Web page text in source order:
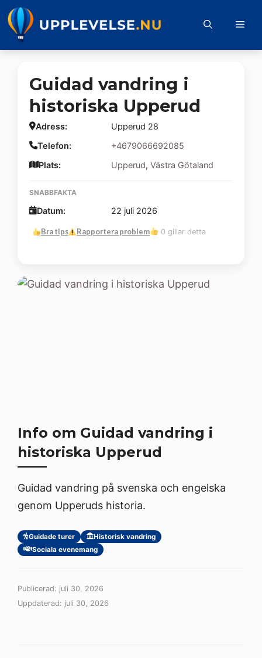
Hoppa
till
innehåll
Guidad vandring i
historiska Upperud
Adress:
Upperud 28
Telefon:
+4679066692085
Plats:
Upperud, Västra Götaland
SNABBFAKTA
Datum: 22 juli 2026
Bra tips Rapportera problem 0 gillar detta
Info om Guidad vandring i
historiska Upperud
Guidad vandring på svenska och engelska
genom Upperuds historia.
Guidade turer
Historisk vandring
Sociala evenemang
Publicerad: juli 30, 2026
Uppdaterad: juli 30, 2026